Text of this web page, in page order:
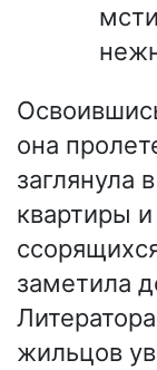
она
заглянула
квартиры
заметила
жильцов